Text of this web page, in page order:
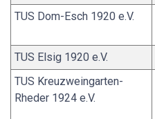
TUS Dom-Esch 1920 e.V.
TUS Elsig 1920 e.V.
TUS Kreuzweingarten-
Rheder 1924 e.V.